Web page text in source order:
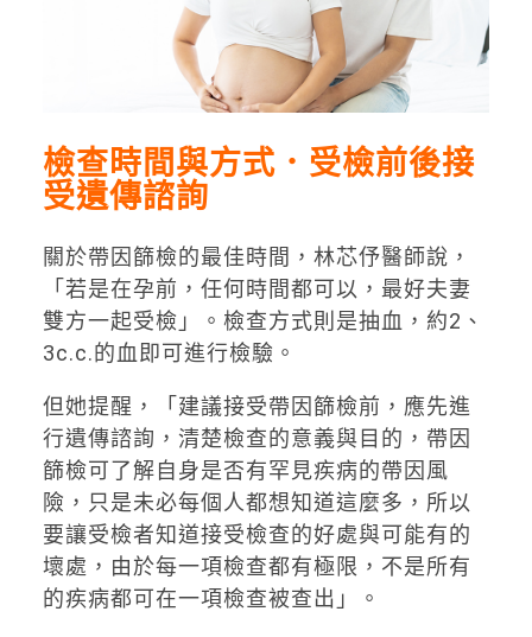
檢查時間與方式．受檢前後接
受遺傳諮詢
關於帶因篩檢的最佳時間，林芯伃醫師說，
「若是在孕前，任何時間都可以，最好夫妻
雙方一起受檢」。檢查方式則是抽血，約2、
3c.c.的血即可進行檢驗。
但她提醒，「建議接受帶因篩檢前，應先進
行遺傳諮詢，清楚檢查的意義與目的，帶因
篩檢可了解自身是否有罕見疾病的帶因風
險，只是未必每個人都想知道這麼多，所以
要讓受檢者知道接受檢查的好處與可能有的
壞處，由於每一項檢查都有極限，不是所有
的疾病都可在一項檢查被查出」。